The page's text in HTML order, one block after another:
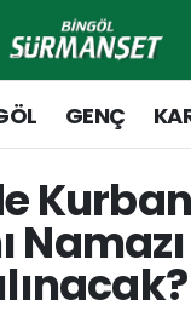
GENÇ
Kurban
Durumu
Yoğunluk
Durumu ve